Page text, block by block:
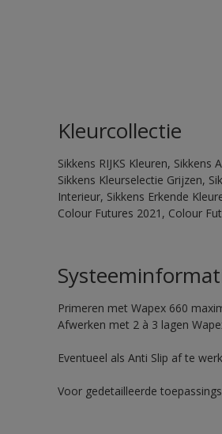
Kleurcollectie
Sikkens RIJKS Kleuren,
Sikkens Kleurselectie Grijzen,
Interieur, Sikkens Erkende
Colour Futures 2021, Colour
Primeren met Wapex 660
Afwerken met 2 à 3 lagen
Eventueel als Anti Slip af te
Voor gedetailleerde